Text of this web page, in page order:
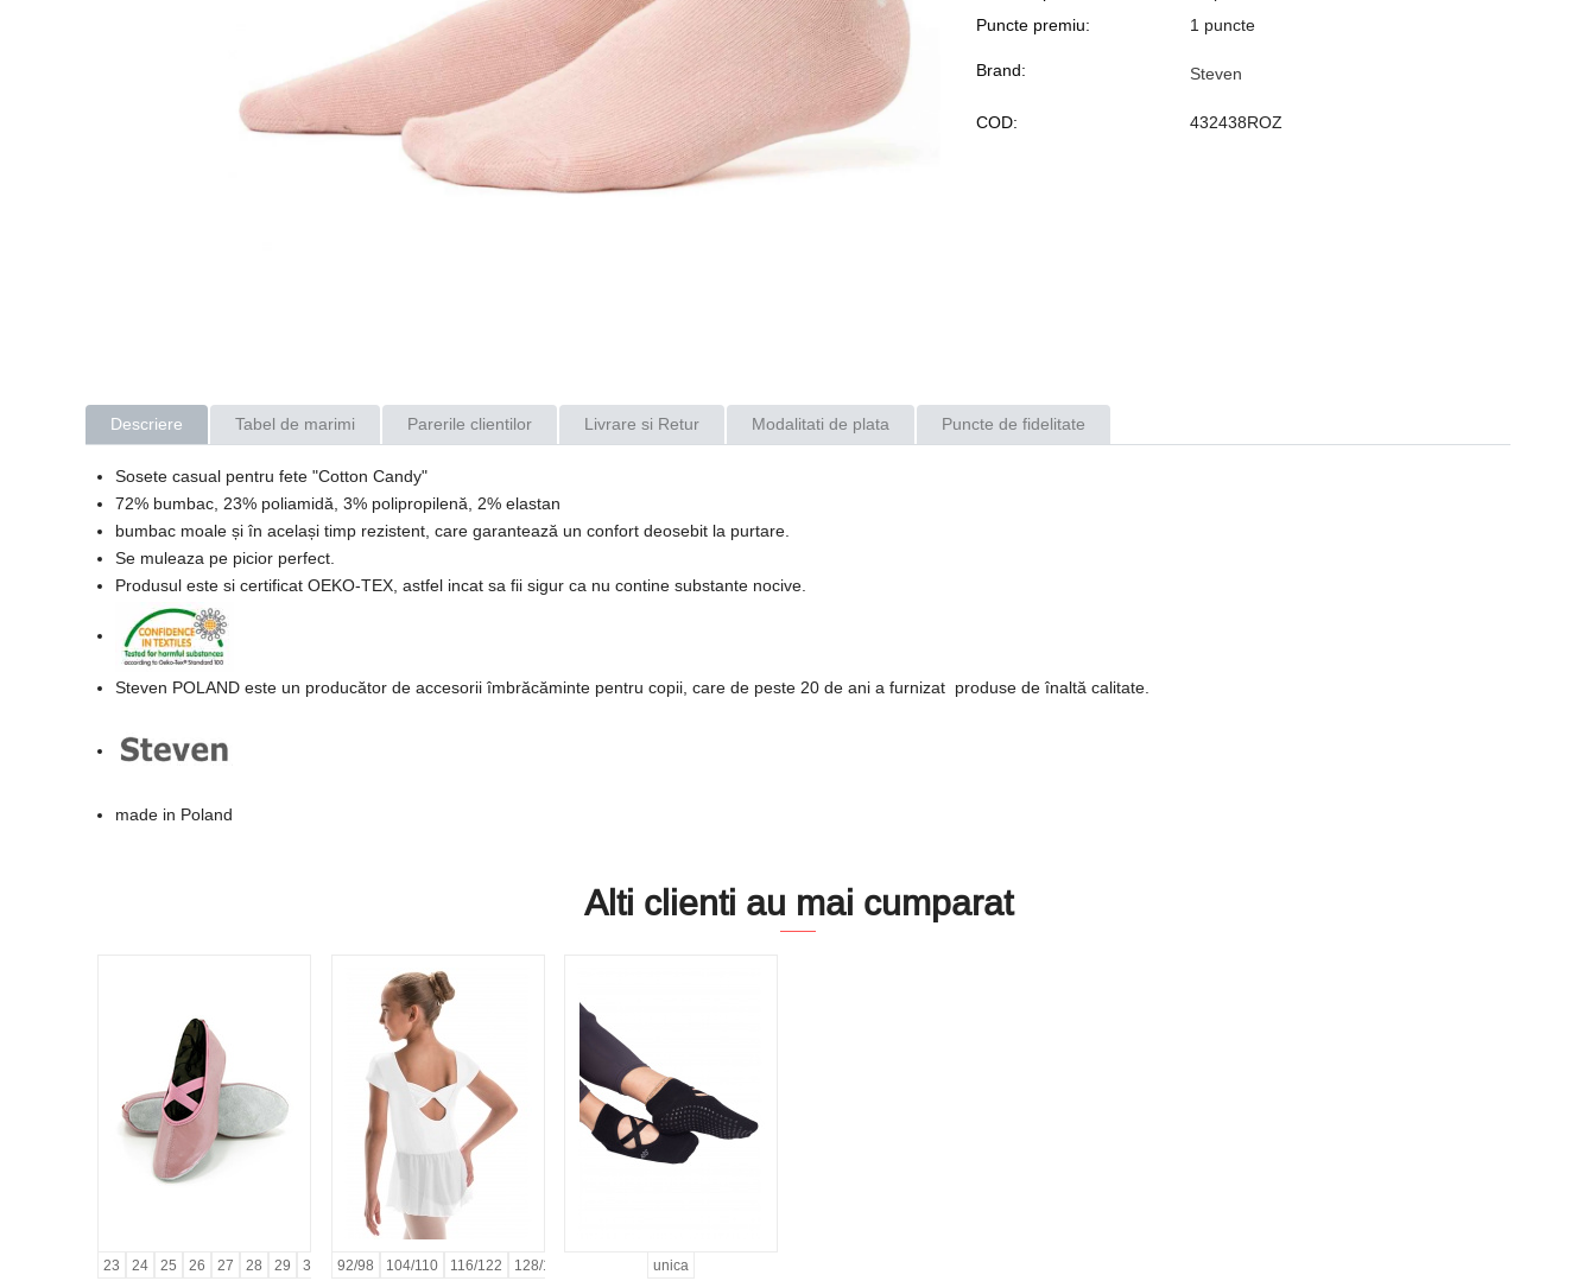
Puncte premiu:
1 puncte
Brand: Steven
COD: 432438ROZ
Descriere Tabel de marimi Parerile clientilor Livrare si Retur Modalitati de plata Puncte de fidelitate
Sosete casual pentru fete "Cotton Candy"
72% bumbac, 23% poliamidă, 3% polipropilenă, 2% elastan
bumbac moale și în același timp rezistent, care garantează un confort deosebit la purtare.
Se muleaza pe picior perfect.
Produsul este si certificat OEKO-TEX, astfel incat sa fii sigur ca nu contine substante nocive.
Steven POLAND este un producător de accesorii îmbrăcăminte pentru copii, care de peste 20 de ani a furnizat produse de înaltă calitate.
made in Poland
Alti clienti au mai cumparat
23 24 25 26 27 28 29 30 31 32 33 34 35 36 37 38
92/98 104/110 116/122 128/134 152/158
unica